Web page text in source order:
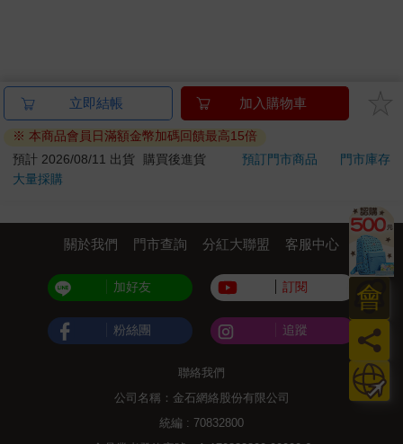
立即結帳 加入購物車
※ 本商品會員日滿額金幣加碼回饋最高15倍
預計 2026/08/11 出貨
購買後進貨 預訂門市商品
門市庫存
大量採購
日
員
會
關於我們 門市查詢 分紅大聯盟 客服中心
加好友 訂閱
粉絲團 追蹤
聯絡我們
公司名稱：金石網絡股份有限公司
統編 : 70832800